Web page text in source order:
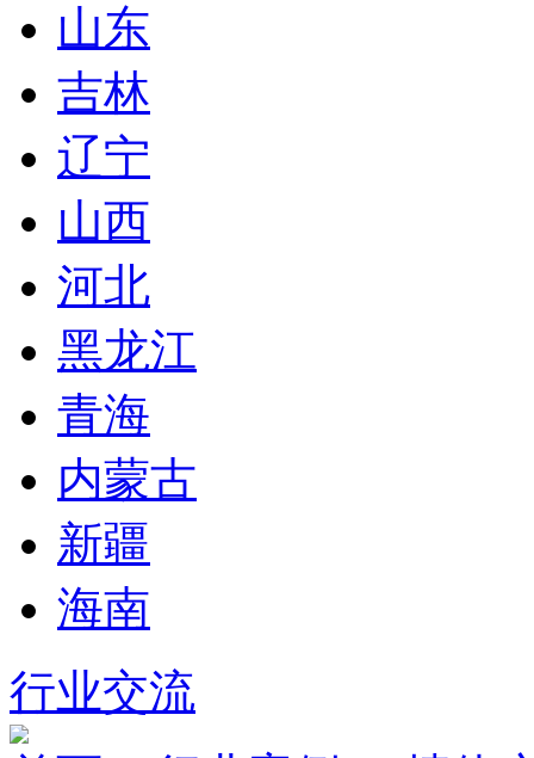
山东
吉林
辽宁
山西
河北
黑龙江
青海
内蒙古
新疆
海南
行业交流